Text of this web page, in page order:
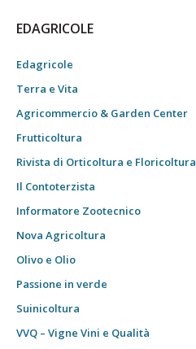
EDAGRICOLE
Edagricole
Terra e Vita
Agricommercio & Garden Center
Frutticoltura
Rivista di Orticoltura e Floricoltura
Il Contoterzista
Informatore Zootecnico
Nova Agricoltura
Olivo e Olio
Passione in verde
Suinicoltura
VVQ – Vigne Vini e Qualità